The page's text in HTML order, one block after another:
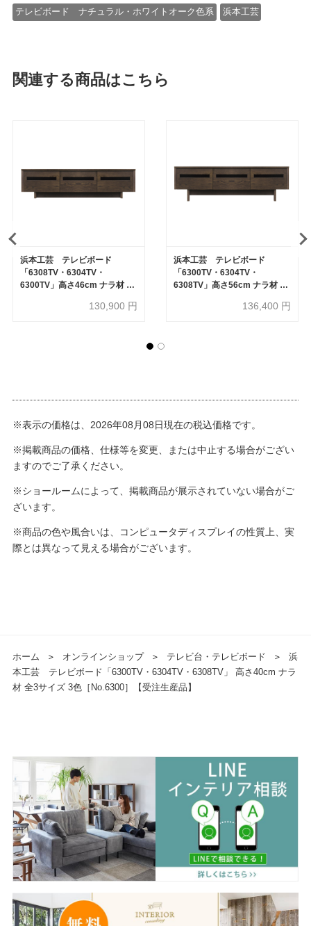
テレビボード ナチュラル・ホワイトオーク色系 浜本工芸
関連する商品はこちら
浜本工芸 テレビボード
「6308TV・6304TV・
6300TV」高さ46cm ナラ材 全
130,900 円
浜本工芸 テレビボード
「6300TV・6304TV・
6308TV」高さ56cm ナラ材 全
136,400 円
※表示の価格は、2026年08月08日現在の税込価格です。
※掲載商品の価格、仕様等を変更、または中止する場合がござい
ますのでご了承ください。
※ショールームによって、掲載商品が展示されていない場合がご
ざいます。
※商品の色や風合いは、コンピュータディスプレイの性質上、実
際とは異なって見える場合がございます。
ホーム ＞ オンラインショップ ＞ テレビ台・テレビボード ＞
浜
本工芸 テレビボード「6300TV・6304TV・6308TV」 高さ40cm ナラ
材 全3サイズ 3色［No.6300］【受注生産品】